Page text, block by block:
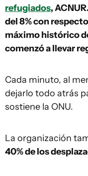
refugiados,
del 8% con
máximo histórico
comenzó a llevar
Cada minuto, al
dejarlo todo atrás
sostiene la ONU.
La organización
40% de los